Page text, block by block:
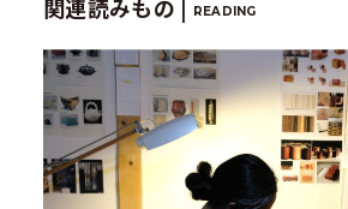
関連読みもの | READING